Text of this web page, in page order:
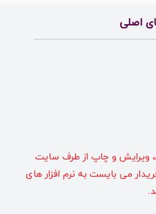
اصلی
ویرایش و چاپ از طرف سایت
می بایست به نرم افزار های